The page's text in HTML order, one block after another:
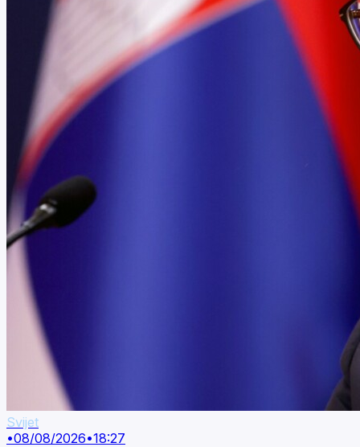
Svijet
•08/08/2026•18:27